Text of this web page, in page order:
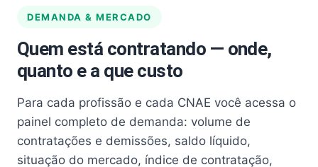
DEMANDA & MERCADO
Quem está contratando — onde,
quanto e a que custo
Para cada profissão e cada CNAE você acessa o
painel completo de demanda: volume de
contratações e demissões, saldo líquido,
situação do mercado, índice de contratação,